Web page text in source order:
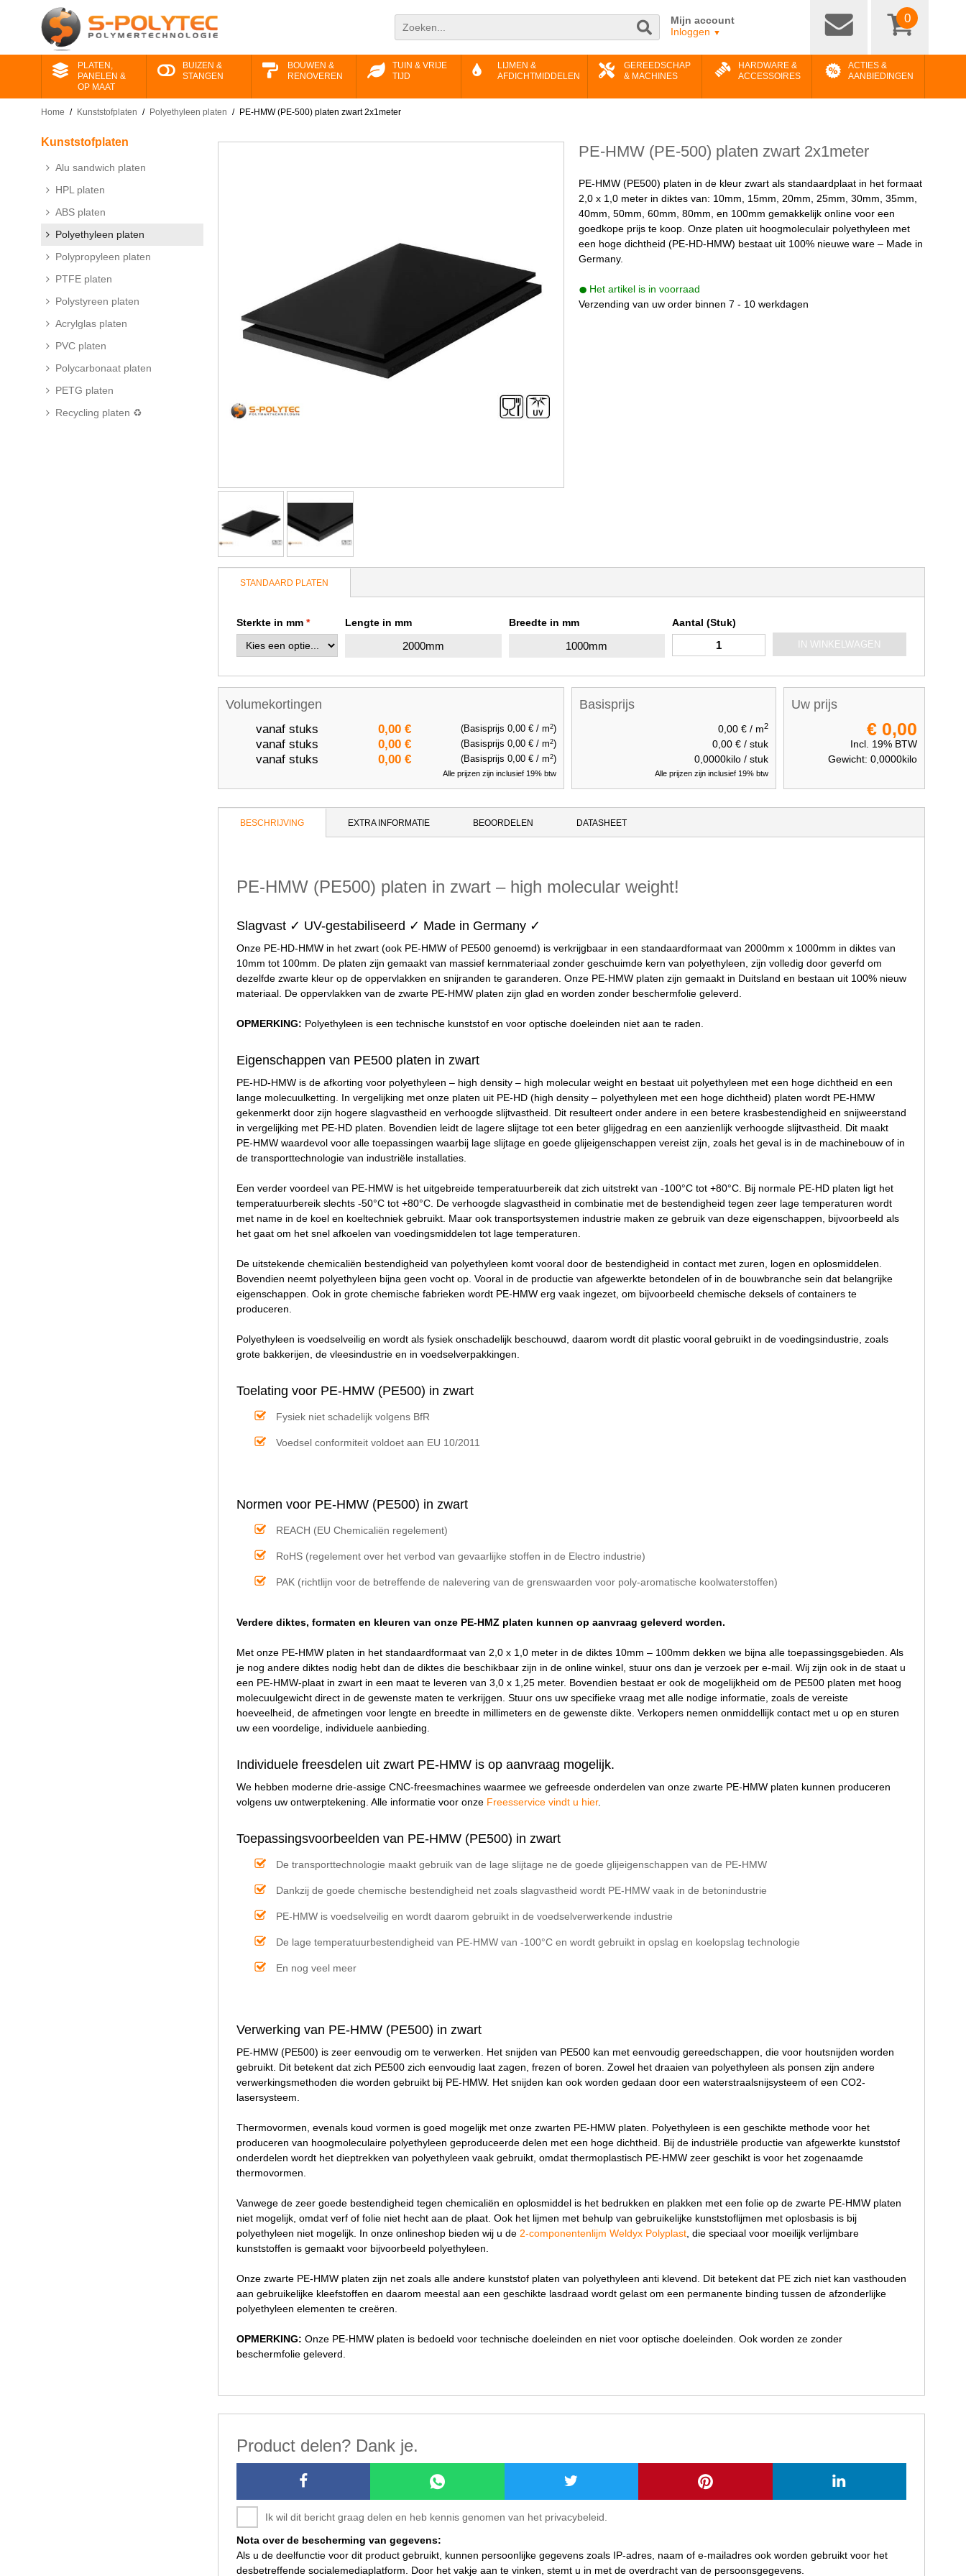
Mijn account
Inloggen ▼
0
PLATEN,
PANELEN &
OP MAAT
BUIZEN &
STANGEN
BOUWEN &
RENOVEREN
TUIN & VRIJE
TIJD
LIJMEN &
AFDICHTMIDDELEN
GEREEDSCHAP
& MACHINES
HARDWARE &
ACCESSOIRES
ACTIES &
AANBIEDINGEN
Home / Kunststofplaten / Polyethyleen platen / PE-HMW (PE-500) platen zwart 2x1meter
Kunststofplaten
Alu sandwich platen
HPL platen
ABS platen
Polyethyleen platen
Polypropyleen platen
PTFE platen
Polystyreen platen
Acrylglas platen
PVC platen
Polycarbonaat platen
PETG platen
Recycling platen ♻
PE-HMW (PE-500) platen zwart 2x1meter
PE-HMW (PE500) platen in de kleur zwart als standaardplaat in het formaat
2,0 x 1,0 meter in diktes van: 10mm, 15mm, 20mm, 25mm, 30mm, 35mm,
40mm, 50mm, 60mm, 80mm, en 100mm gemakkelijk online voor een
goedkope prijs te koop. Onze platen uit hoogmoleculair polyethyleen met
een hoge dichtheid (PE-HD-HMW) bestaat uit 100% nieuwe ware – Made in
Germany.
Het artikel is in voorraad
Verzending van uw order binnen 7 - 10 werkdagen
STANDAARD PLATEN
Sterkte in mm Lengte in mm
2000mm
Breedte in mm
1000mm
Aantal (Stuk)
IN WINKELWAGEN
Volumekortingen
vanaf stuks 0,00 € (Basisprijs 0,00 €/ m2)
vanaf stuks 0,00 € (Basisprijs 0,00 €/ m2)
vanaf stuks 0,00 € (Basisprijs 0,00 €/ m2)
Alle prijzen zijn inclusief 19% btw
Basisprijs
0,00 € / m2
0,00 € / stuk
0,0000kilo / stuk
Alle prijzen zijn inclusief 19% btw
Uw prijs
€ 0,00
Incl. 19% BTW
Gewicht: 0,0000kilo
BESCHRIJVING EXTRA INFORMATIE BEOORDELEN DATASHEET
PE-HMW (PE500) platen in zwart – high molecular weight!
Slagvast ✓ UV-gestabiliseerd ✓ Made in Germany ✓
Onze PE-HD-HMW in het zwart (ook PE-HMW of PE500 genoemd) is verkrijgbaar in een standaardformaat van 2000mm x 1000mm in diktes van
10mm tot 100mm. De platen zijn gemaakt van massief kernmateriaal zonder geschuimde kern van polyethyleen, zijn volledig door geverfd om
dezelfde zwarte kleur op de oppervlakken en snijranden te garanderen. Onze PE-HMW platen zijn gemaakt in Duitsland en bestaan uit 100% nieuw
materiaal. De oppervlakken van de zwarte PE-HMW platen zijn glad en worden zonder beschermfolie geleverd.
OPMERKING: Polyethyleen is een technische kunststof en voor optische doeleinden niet aan te raden.
Eigenschappen van PE500 platen in zwart
PE-HD-HMW is de afkorting voor polyethyleen – high density – high molecular weight en bestaat uit polyethyleen met een hoge dichtheid en een
lange molecuulketting. In vergelijking met onze platen uit PE-HD (high density – polyethyleen met een hoge dichtheid) platen wordt PE-HMW
gekenmerkt door zijn hogere slagvastheid en verhoogde slijtvastheid. Dit resulteert onder andere in een betere krasbestendigheid en snijweerstand
in vergelijking met PE-HD platen. Bovendien leidt de lagere slijtage tot een beter glijgedrag en een aanzienlijk verhoogde slijtvastheid. Dit maakt
PE-HMW waardevol voor alle toepassingen waarbij lage slijtage en goede glijeigenschappen vereist zijn, zoals het geval is in de machinebouw of in
de transporttechnologie van industriële installaties.
Een verder voordeel van PE-HMW is het uitgebreide temperatuurbereik dat zich uitstrekt van -100°C tot +80°C. Bij normale PE-HD platen ligt het
temperatuurbereik slechts -50°C tot +80°C. De verhoogde slagvastheid in combinatie met de bestendigheid tegen zeer lage temperaturen wordt
met name in de koel en koeltechniek gebruikt. Maar ook transportsystemen industrie maken ze gebruik van deze eigenschappen, bijvoorbeeld als
het gaat om het snel afkoelen van voedingsmiddelen tot lage temperaturen.
De uitstekende chemicaliën bestendigheid van polyethyleen komt vooral door de bestendigheid in contact met zuren, logen en oplosmiddelen.
Bovendien neemt polyethyleen bijna geen vocht op. Vooral in de productie van afgewerkte betondelen of in de bouwbranche sein dat belangrijke
eigenschappen. Ook in grote chemische fabrieken wordt PE-HMW erg vaak ingezet, om bijvoorbeeld chemische deksels of containers te
produceren.
Polyethyleen is voedselveilig en wordt als fysiek onschadelijk beschouwd, daarom wordt dit plastic vooral gebruikt in de voedingsindustrie, zoals
grote bakkerijen, de vleesindustrie en in voedselverpakkingen.
Toelating voor PE-HMW (PE500) in zwart
Fysiek niet schadelijk volgens BfR
Voedsel conformiteit voldoet aan EU 10/2011
Normen voor PE-HMW (PE500) in zwart
REACH (EU Chemicaliën regelement)
RoHS (regelement over het verbod van gevaarlijke stoffen in de Electro industrie)
PAK (richtlijn voor de betreffende de nalevering van de grenswaarden voor poly-aromatische koolwaterstoffen)
Verdere diktes, formaten en kleuren van onze PE-HMZ platen kunnen op aanvraag geleverd worden.
Met onze PE-HMW platen in het standaardformaat van 2,0 x 1,0 meter in de diktes 10mm – 100mm dekken we bijna alle toepassingsgebieden. Als
je nog andere diktes nodig hebt dan de diktes die beschikbaar zijn in de online winkel, stuur ons dan je verzoek per e-mail. Wij zijn ook in de staat u
een PE-HMW-plaat in zwart in een maat te leveren van 3,0 x 1,25 meter. Bovendien bestaat er ook de mogelijkheid om de PE500 platen met hoog
molecuulgewicht direct in de gewenste maten te verkrijgen. Stuur ons uw specifieke vraag met alle nodige informatie, zoals de vereiste
hoeveelheid, de afmetingen voor lengte en breedte in millimeters en de gewenste dikte. Verkopers nemen onmiddellijk contact met u op en sturen
uw een voordelige, individuele aanbieding.
Individuele freesdelen uit zwart PE-HMW is op aanvraag mogelijk.
We hebben moderne drie-assige CNC-freesmachines waarmee we gefreesde onderdelen van onze zwarte PE-HMW platen kunnen produceren
volgens uw ontwerptekening. Alle informatie voor onze Freesservice vindt u hier.
Toepassingsvoorbeelden van PE-HMW (PE500) in zwart
De transporttechnologie maakt gebruik van de lage slijtage ne de goede glijeigenschappen van de PE-HMW
Dankzij de goede chemische bestendigheid net zoals slagvastheid wordt PE-HMW vaak in de betonindustrie
PE-HMW is voedselveilig en wordt daarom gebruikt in de voedselverwerkende industrie
De lage temperatuurbestendigheid van PE-HMW van -100°C en wordt gebruikt in opslag en koelopslag technologie
En nog veel meer
Verwerking van PE-HMW (PE500) in zwart
PE-HMW (PE500) is zeer eenvoudig om te verwerken. Het snijden van PE500 kan met eenvoudig gereedschappen, die voor houtsnijden worden
gebruikt. Dit betekent dat zich PE500 zich eenvoudig laat zagen, frezen of boren. Zowel het draaien van polyethyleen als ponsen zijn andere
verwerkingsmethoden die worden gebruikt bij PE-HMW. Het snijden kan ook worden gedaan door een waterstraalsnijsysteem of een CO2-
lasersysteem.
Thermovormen, evenals koud vormen is goed mogelijk met onze zwarten PE-HMW platen. Polyethyleen is een geschikte methode voor het
produceren van hoogmoleculaire polyethyleen geproduceerde delen met een hoge dichtheid. Bij de industriële productie van afgewerkte kunststof
onderdelen wordt het dieptrekken van polyethyleen vaak gebruikt, omdat thermoplastisch PE-HMW zeer geschikt is voor het zogenaamde
thermovormen.
Vanwege de zeer goede bestendigheid tegen chemicaliën en oplosmiddel is het bedrukken en plakken met een folie op de zwarte PE-HMW platen
niet mogelijk, omdat verf of folie niet hecht aan de plaat. Ook het lijmen met behulp van gebruikelijke kunststoflijmen met oplosbasis is bij
polyethyleen niet mogelijk. In onze onlineshop bieden wij u de 2-componentenlijm Weldyx Polyplast, die speciaal voor moeilijk verlijmbare
kunststoffen is gemaakt voor bijvoorbeeld polyethyleen.
Onze zwarte PE-HMW platen zijn net zoals alle andere kunststof platen van polyethyleen anti klevend. Dit betekent dat PE zich niet kan vasthouden
aan gebruikelijke kleefstoffen en daarom meestal aan een geschikte lasdraad wordt gelast om een permanente binding tussen de afzonderlijke
polyethyleen elementen te creëren.
OPMERKING: Onze PE-HMW platen is bedoeld voor technische doeleinden en niet voor optische doeleinden. Ook worden ze zonder
beschermfolie geleverd.
Product delen? Dank je.
Ik wil dit bericht graag delen en heb kennis genomen van het privacybeleid.
Nota over de bescherming van gegevens:
Als u de deelfunctie voor dit product gebruikt, kunnen persoonlijke gegevens zoals IP-adres, naam of e-mailadres ook worden gebruikt voor het
desbetreffende socialemediaplatform. Door het vakje aan te vinken, stemt u in met de overdracht van de persoonsgegevens.